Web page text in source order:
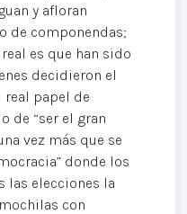
y afloran
de componendas;
es que han sido
decidieron el
real papel de
de “ser el gran
vez más que se
donde los
las elecciones la
con